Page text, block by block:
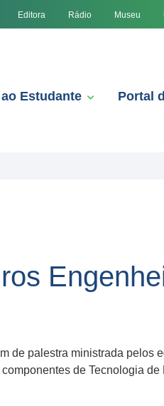
Editora Rádio Museu
Estudante Portal
de palestra ministrada pelos
de Tecnologia de